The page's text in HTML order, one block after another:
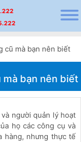
cũ mà bạn nên biết
mà bạn nên biết
người quản lý hoạt
họ các công cụ và
hàng, nhưng thực tế